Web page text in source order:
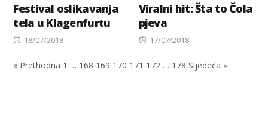
Festival oslikavanja
tela u Klagenfurtu
Posted
18/07/2018
Viralni hit: Šta to Čola
pjeva
Posted
17/07/2018
« Prethodna 1 … 168 169 170 171 172 … 178 Sljedeća »